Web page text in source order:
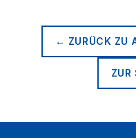
← ZURÜCK ZU
ZUR